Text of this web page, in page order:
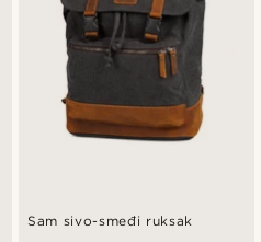
Sam sivo-smeđi ruksak